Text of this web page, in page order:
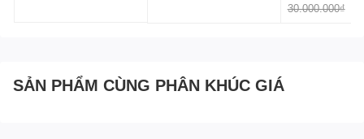
30.000.000₫
SẢN PHẨM CÙNG PHÂN KHÚC GIÁ